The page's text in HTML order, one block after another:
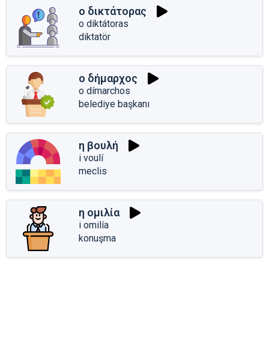
ο δικτάτορας
o diktátoras
diktatör
ο δήμαρχος
o dímarchos
belediye başkanı
η βουλή
i voulí
meclis
η ομιλία
i omilía
konuşma